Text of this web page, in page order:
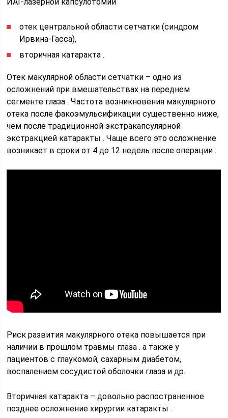
отек центральной области сетчатки (синдром
Ирвина-Гасса),
вторичная катаракта .
Отек макулярной области сетчатки – одно из
осложнений при вмешательствах на переднем
сегменте глаза . Частота возникновения макулярного
отека после факоэмульсификации существенно ниже,
чем после традиционной экстракапсулярной
экстракцией катаракты . Чаще всего это осложнение
возникает в сроки от 4 до 12 недель после операции .
Риск развития макулярного отека повышается при
наличии в прошлом травмы глаза . а также у
пациентов с глаукомой, сахарным диабетом,
воспалением сосудистой оболочки глаза и др.
Вторичная катаракта – довольно распостраненное
позднее осложнение хирургии катаракты .